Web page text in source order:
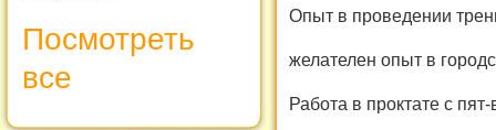
Посмотреть
все
Опыт в проведении
желателен опыт в
Работа в проктате с